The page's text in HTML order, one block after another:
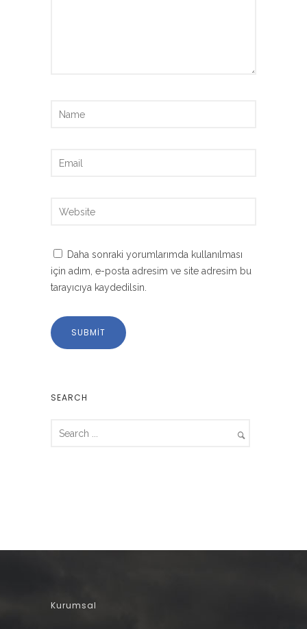
Daha sonraki yorumlarımda kullanılması
için adım, e-posta adresim ve site adresim bu
tarayıcıya kaydedilsin.
SEARCH
Kurumsal